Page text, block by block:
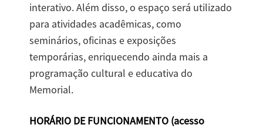
interativo. Além disso, o espaço será utilizado
para atividades acadêmicas, como
seminários, oficinas e exposições
temporárias, enriquecendo ainda mais a
programação cultural e educativa do
Memorial.
HORÁRIO DE FUNCIONAMENTO (acesso